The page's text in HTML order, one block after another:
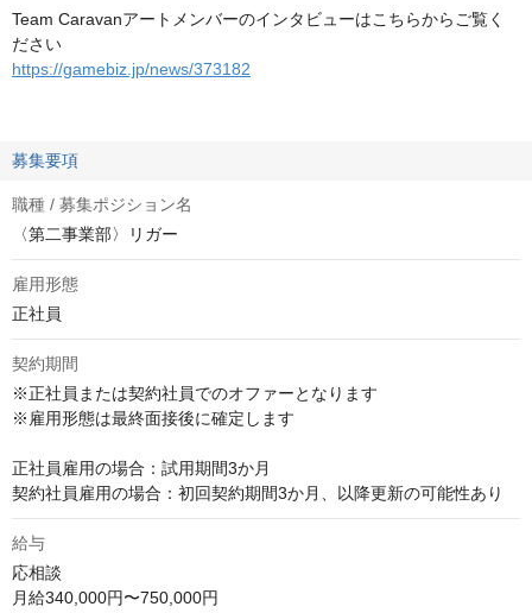
Team Caravanアートメンバーのインタビューはこちらからご覧く
ださい
https://gamebiz.jp/news/373182
募集要項
職種 / 募集ポジション名
〈第二事業部〉リガー
雇用形態
正社員
契約期間
※正社員または契約社員でのオファーとなります
※雇用形態は最終面接後に確定します
正社員雇用の場合：試用期間3か月
契約社員雇用の場合：初回契約期間3か月、以降更新の可能性あり
給与
応相談
月給340,000円〜750,000円